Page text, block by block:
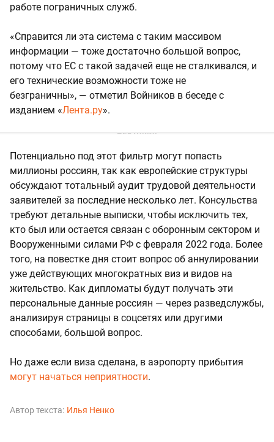
работе пограничных служб.
«Справится ли эта система с таким массивом
информации — тоже достаточно большой вопрос,
потому что ЕС с такой задачей еще не сталкивался, и
его технические возможности тоже не
безграничны», — отметил Войников в беседе с
изданием «Лента.ру».
Потенциально под этот фильтр могут попасть
миллионы россиян, так как европейские структуры
обсуждают тотальный аудит трудовой деятельности
заявителей за последние несколько лет. Консульства
требуют детальные выписки, чтобы исключить тех,
кто был или остается связан с оборонным сектором и
Вооруженными силами РФ с февраля 2022 года. Более
того, на повестке дня стоит вопрос об аннулировании
уже действующих многократных виз и видов на
жительство. Как дипломаты будут получать эти
персональные данные россиян — через разведслужбы,
анализируя страницы в соцсетях или другими
способами, большой вопрос.
Но даже если виза сделана, в аэропорту прибытия
могут начаться неприятности.
Автор текста: Илья Ненко